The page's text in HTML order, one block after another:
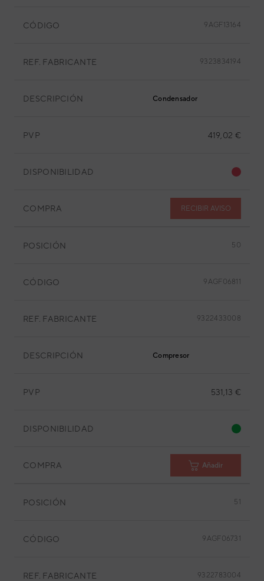
CÓDIGO 9AGF13164
REF. FABRICANTE 9323834194
DESCRIPCIÓN Condensador
PVP 419,02 €
DISPONIBILIDAD
COMPRA RECIBIR AVISO
POSICIÓN 50
CÓDIGO 9AGF06811
REF. FABRICANTE 9322433008
DESCRIPCIÓN Compresor
PVP 531,13 €
DISPONIBILIDAD
COMPRA Añadir
POSICIÓN 51
CÓDIGO 9AGF06731
REF. FABRICANTE 9322783004